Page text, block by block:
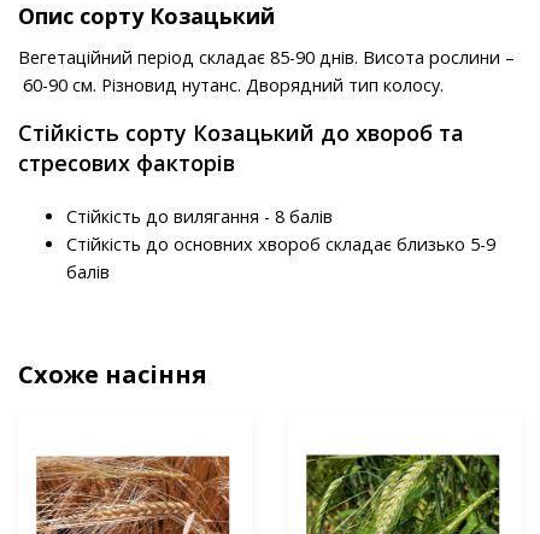
Опис сорту Козацький
Вегетаційний період складає 85-90 днів. Висота рослини –
60-90 см. Різновид нутанс. Дворядний тип колосу.
Стійкість сорту Козацький до хвороб та
стресових факторів
Стійкість до вилягання - 8 балів
Стійкість до основних хвороб складає близько 5-9
балів
Схоже насіння